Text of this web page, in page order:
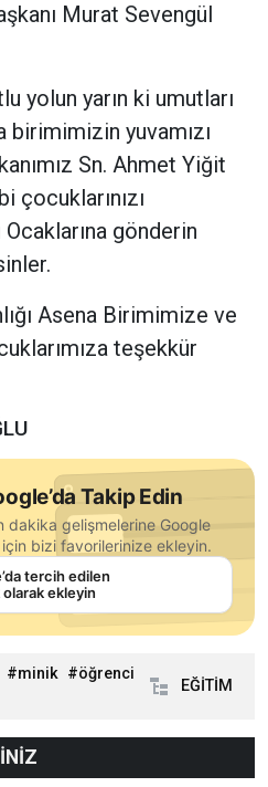
Murat Sevengül
yolun yarın ki umutları
birimimizin yuvamızı
Sn. Ahmet Yiğit
çocuklarınızı
gönderin
Asena Birimimize ve
teşekkür
Takip Edin
dakika gelişmelerine Google
bizi favorilerinize ekleyin.
tercih edilen
olarak ekleyin
minik
öğrenci
EĞİTİM